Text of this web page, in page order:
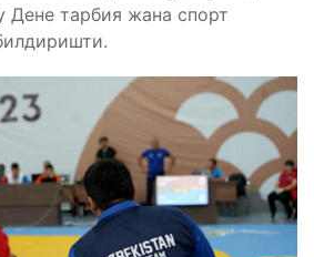
Дене тарбия жана спорт